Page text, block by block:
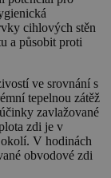
cihlových stěn
a působit proti
ve srovnání s
tepelnou zátěž
zavlažované
zdi je v
V hodinách
obvodové zdi